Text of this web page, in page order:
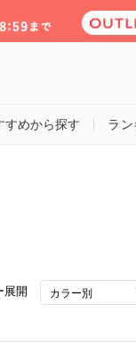
すめから探す ラン
展開